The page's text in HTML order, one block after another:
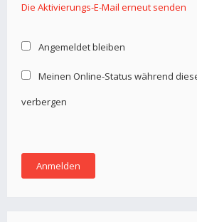
Die Aktivierungs-E-Mail erneut senden
Angemeldet bleiben
Meinen Online-Status während
verbergen